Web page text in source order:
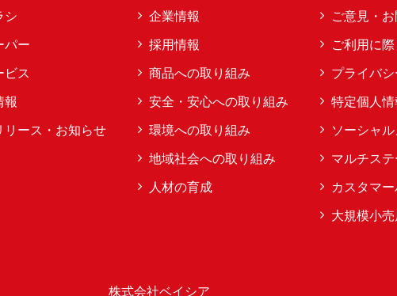
シ
パー
ビス
報
リース・お知らせ
企業情報
採用情報
商品への取り組み
安全・安心への取り組み
環境への取り組み
地域社会への取り組み
人材の育成
ご意見・
ご利用に際
プライバ
特定個人
ソーシャ
マルチス
カスタマ
大規模小
株式会社ベイシア